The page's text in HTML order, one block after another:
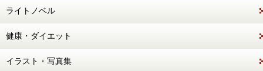
ライトノベル
健康・ダイエット
イラスト・写真集